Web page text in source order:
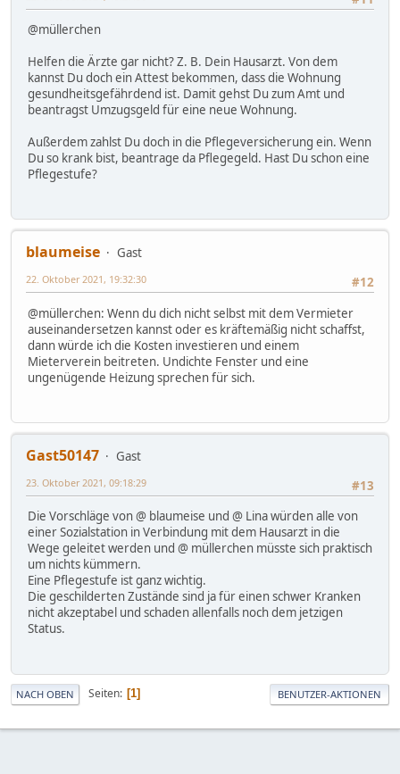
@müllerchen
Helfen die Ärzte gar nicht? Z. B. Dein Hausarzt. Von dem
kannst Du doch ein Attest bekommen, dass die Wohnung
gesundheitsgefährdend ist. Damit gehst Du zum Amt und
beantragst Umzugsgeld für eine neue Wohnung.
Außerdem zahlst Du doch in die Pflegeversicherung ein. Wenn
Du so krank bist, beantrage da Pflegegeld. Hast Du schon eine
Pflegestufe?
blaumeise
Gast
#12
22. Oktober 2021, 19:32:30
@müllerchen: Wenn du dich nicht selbst mit dem Vermieter
auseinandersetzen kannst oder es kräftemäßig nicht schaffst,
dann würde ich die Kosten investieren und einem
Mieterverein beitreten. Undichte Fenster und eine
ungenügende Heizung sprechen für sich.
Gast50147
Gast
#13
23. Oktober 2021, 09:18:29
Die Vorschläge von @ blaumeise und @ Lina würden alle von
einer Sozialstation in Verbindung mit dem Hausarzt in die
Wege geleitet werden und @ müllerchen müsste sich praktisch
um nichts kümmern.
Eine Pflegestufe ist ganz wichtig.
Die geschilderten Zustände sind ja für einen schwer Kranken
nicht akzeptabel und schaden allenfalls noch dem jetzigen
Status.
NACH OBEN Seiten 1 BENUTZER-AKTIONEN